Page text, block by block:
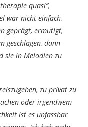
quasi”,
war nicht einfach,
geprägt, ermutigt,
geschlagen, dann
sie in Melodien zu
zu privat zu
oder irgendwem
ist es unfassbar